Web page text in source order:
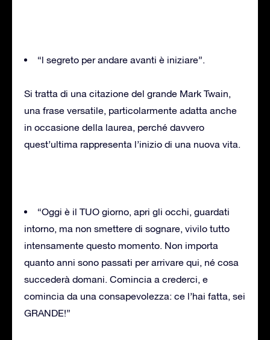
“l segreto per andare avanti è iniziare”.
Si tratta di una citazione del grande Mark Twain,
una frase versatile, particolarmente adatta anche
in occasione della laurea, perché davvero
quest’ultima rappresenta l’inizio di una nuova vita.
“Oggi è il TUO giorno, apri gli occhi, guardati
intorno, ma non smettere di sognare, vivilo tutto
intensamente questo momento. Non importa
quanto anni sono passati per arrivare qui, né cosa
succederà domani. Comincia a crederci, e
comincia da una consapevolezza: ce l’hai fatta, sei
GRANDE!”